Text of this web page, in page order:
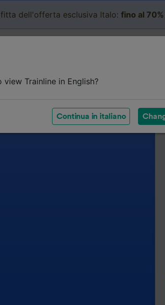
dell'offerta esclusiva Italo: fino al
Trainline in English?
Continua in italiano